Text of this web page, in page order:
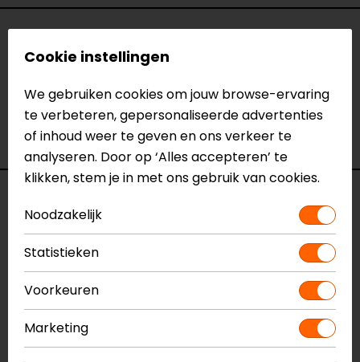
Model
JHS1801005
Merk
CLAW
Kleur
N.v.t.
02-04-2026
geen toelichting gegeven
- Noordermeer
Cookie instellingen
We gebruiken cookies om jouw browse-ervaring
te verbeteren, gepersonaliseerde advertenties
of inhoud weer te geven en ons verkeer te
analyseren. Door op ‘Alles accepteren’ te
klikken, stem je in met ons gebruik van cookies.
Noodzakelijk
Statistieken
Voorkeuren
Marketing